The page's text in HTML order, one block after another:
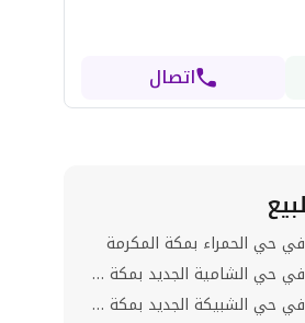
اتصال
حي الحمراء بمكة المكرمة
اراضي للبيع في حي الشامية الجديد بمكة المكرمة
اراضي للبيع في حي الشبيكة الجديد بمكة المكرمة